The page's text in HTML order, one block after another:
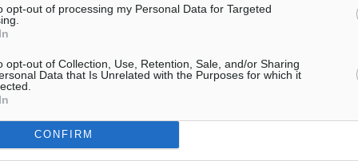
opt-out of processing my Personal Data for Targeted
opt-out of Collection, Use, Retention, Sale, and/or Sharing
Data that Is Unrelated with the Purposes for which it
CONFIRM
για κατοχή
σκοπό τη διακίνηση στη
-186,7- γραμμάρια
Συνελήφθη χθες (31
στη Ρόδο, από
του Τμήματος Δίωξης
Υποδιεύθυνσης
...
Το ΕΚΠΑ συμμετέχει σε
τα 200 χρόνια από την
Τιμώντας την Επανάσταση του
Εθνικό και Καποδιστριακό
εργάζεται συστηματικά και
του 2018, για τη ...